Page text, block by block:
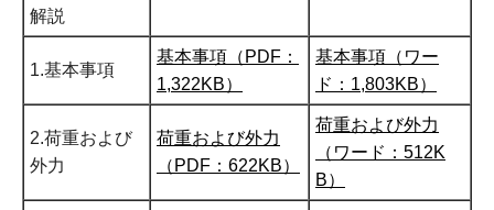
解説
1.基本事項
基本事項（PDF：
1,322KB）
基本事項（ワー
ド：1,803KB）
2.荷重および
外力
荷重および外力
（PDF：622KB）
荷重および外力
（ワード：512K
B）